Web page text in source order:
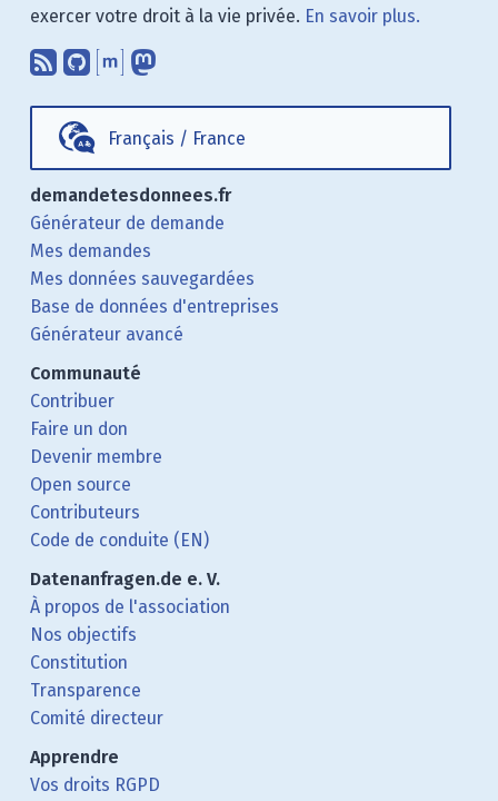
exercer votre droit à la vie privée. En savoir plus.
Abonnez-vous à notre blog en
Nous trouver sur GitHub.
Échanger avec nous via Matrix.
Français / France
demandetesdonnees.fr
Générateur de demande
Mes demandes
Mes données sauvegardées
Base de données d'entreprises
Générateur avancé
Communauté
Contribuer
Faire un don
Devenir membre
Open source
Contributeurs
Code de conduite (EN)
Datenanfragen.de e. V.
À propos de l'association
Nos objectifs
Constitution
Transparence
Comité directeur
Apprendre
Vos droits RGPD